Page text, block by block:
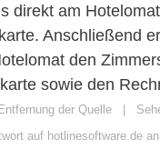
direkt am
Anschließend
den
sowie den
der Quelle |
auf hotlinesoftware.de an